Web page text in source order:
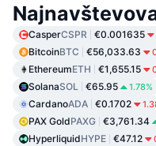
CasperCSPR €0.001635
BitcoinBTC €56,033.63
EthereumETH €1,655.15
SolanaSOL €65.95 1.78%
CardanoADA €0.1702
PAX GoldPAXG €3,761.34
HyperliquidHYPE €47.12